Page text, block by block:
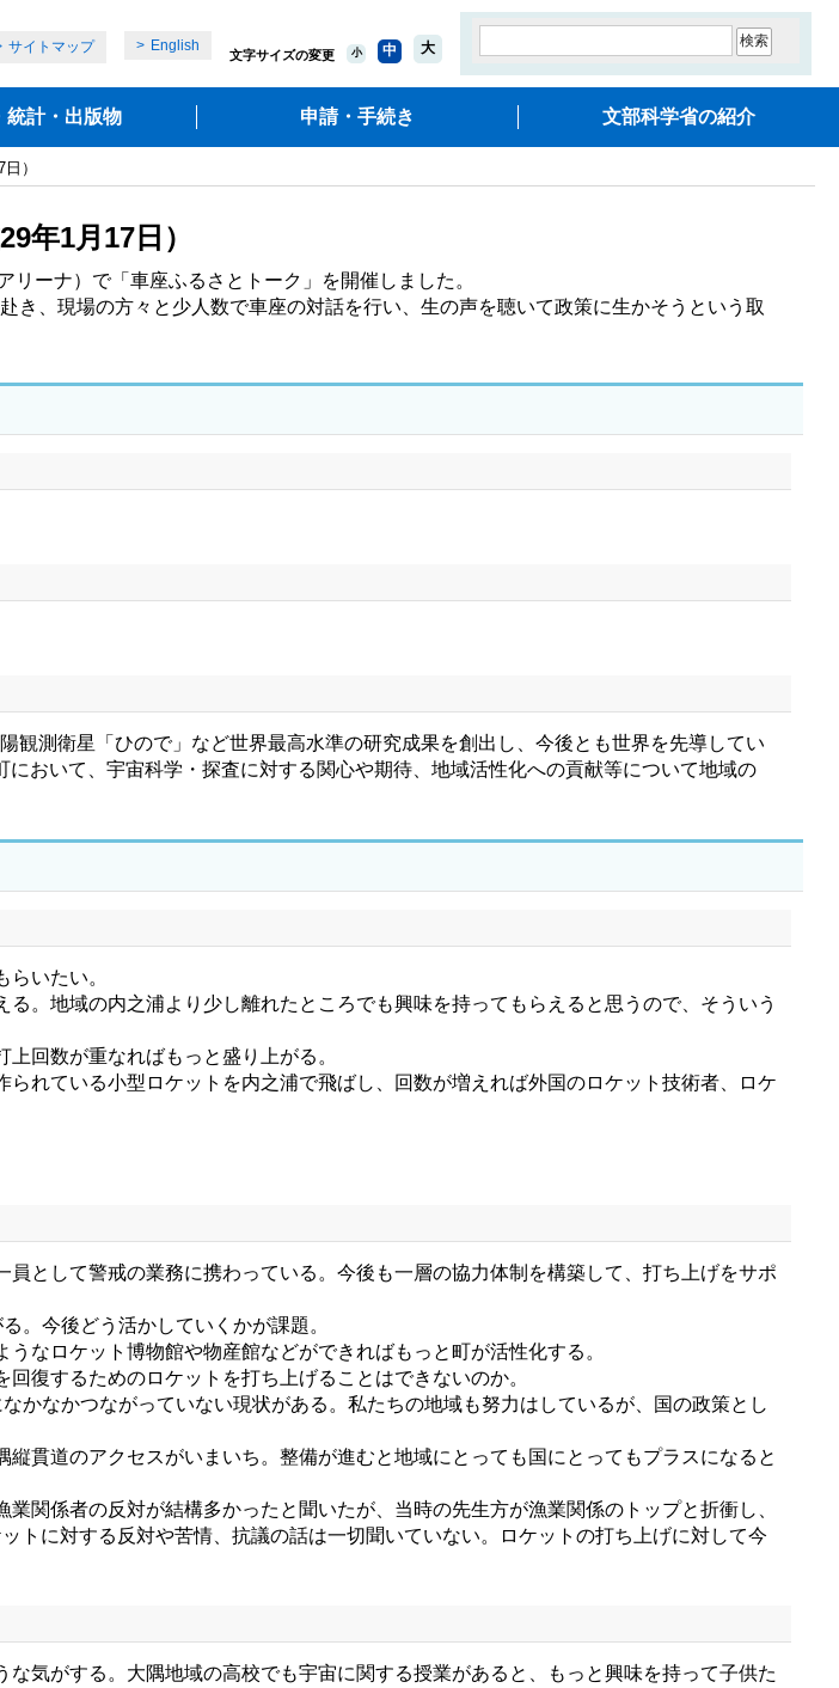
サイトマップ English
文字サイズの変更 小 中 大
統計・出版物 申請・手続き 文部科学省の紹介
）
年1月17日）
ーナ）で「車座ふるさとトーク」を開催しました。
き、現場の方々と少人数で車座の対話を行い、生の声を聴いて政策に生かそうという取
測衛星「ひので」など世界最高水準の研究成果を創出し、今後とも世界を先導してい
おいて、宇宙科学・探査に対する関心や期待、地域活性化への貢献等について地域の
いたい。
。地域の内之浦より少し離れたところでも興味を持ってもらえると思うので、そういう
回数が重なればもっと盛り上がる。
れている小型ロケットを内之浦で飛ばし、回数が増えれば外国のロケット技術者、ロケ
として警戒の業務に携わっている。今後も一層の協力体制を構築して、打ち上げをサポ
。今後どう活かしていくかが課題。
なロケット博物館や物産館などができればもっと町が活性化する。
復するためのロケットを打ち上げることはできないのか。
なかつながっていない現状がある。私たちの地域も努力はしているが、国の政策とし
貫道のアクセスがいまいち。整備が進むと地域にとっても国にとってもプラスになると
関係者の反対が結構多かったと聞いたが、当時の先生方が漁業関係のトップと折衝し、
に対する反対や苦情、抗議の話は一切聞いていない。ロケットの打ち上げに対して今
気がする。大隅地域の高校でも宇宙に関する授業があると、もっと興味を持って子供た